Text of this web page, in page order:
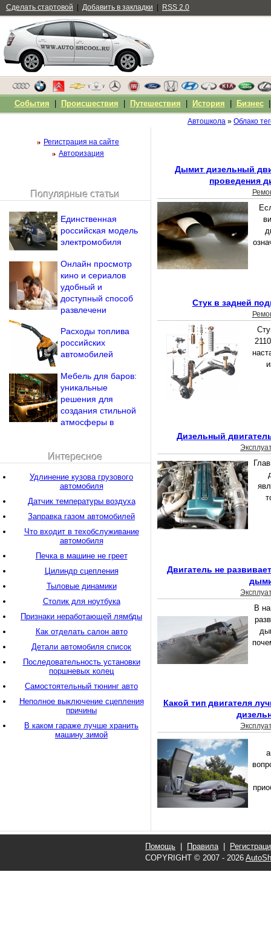
Автошкола » Облако
Дымит дизельный
проведения
Стук в задней
Дизельный
Двигатель не
В
Какой тип двигателя
Регистрация на сайте
Авторизация
Напомнить пароль?
Популярные статьи
Единственная
российская модель
электромобиля
Онлайн просмотр
кино и сериалов
удобный и
доступный способ
развлечени
Расходы топлива
российских
автомобилей
Мебель для баров:
уникальные
решения для
создания стильной
атмосферы в
Интересное
Удлинение кузова грузового
автомобиля
Датчик температуры воздуха
Заправка газом автомобилей
Что входит в техобслуживание
автомобиля
Печка в машине не греет
Цилиндр сцепления
Тыловые динамики
Столик для ноутбука
Признаки неработающей лямбды
Как отделать салон авто
Детали автомобиля список
Последовательность установки
поршневых колец
Самостоятельный тюнинг авто
Неполное выключение сцепления
причины
В каком гараже лучше хранить
машину зимой
Сделать стартовой Добавить в закладки RSS 2.0
События Происшествия Путешествия История Бизнес
Помощь Правила|
COPYRIGHT © 2007 - 2026